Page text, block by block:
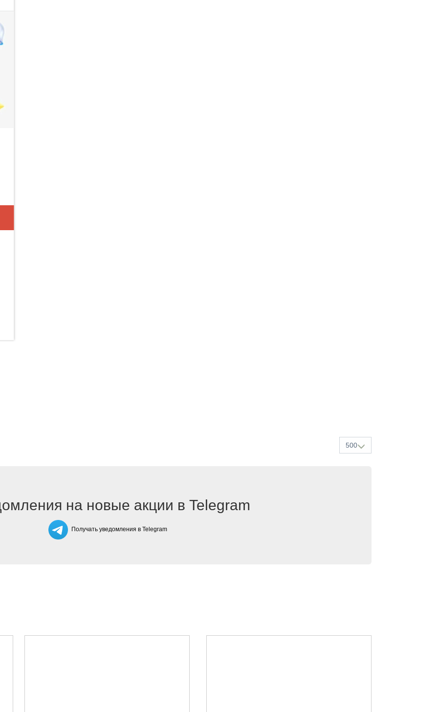
500
на новые акции в Telegram
Получать уведомления в Telegram